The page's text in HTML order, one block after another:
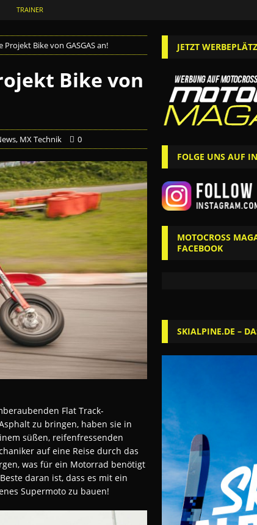
TRAINER
Bike von GASGAS an!
Bike von
, MX Technik 0
Flat Track-
zu bringen, haben sie in
süßen, reifenfressenden
auf eine Reise durch das
was für ein Motorrad benötigt
daran ist, dass es mit ein
Supermoto zu bauen!
JETZT
FOLGE UNS AUF
MOTOCROSS
FACEBOOK
SKIALPINE.DE –